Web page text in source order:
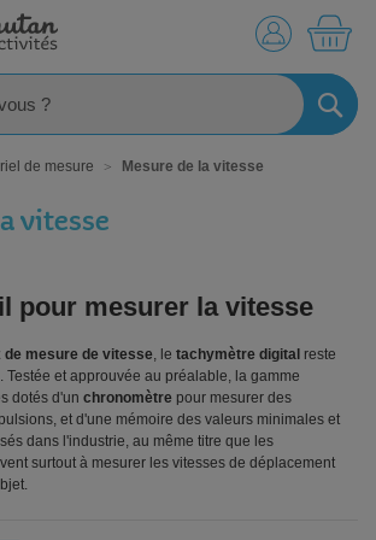
de mesure Mesure de la vitesse
vitesse
pour mesurer la vitesse
de mesure de vitesse, le tachymètre digital reste
Testée et approuvée au préalable, la gamme
dotés d'un chronomètre pour mesurer des
et d'une mémoire des valeurs minimales et
dans l'industrie, au même titre que les
surtout à mesurer les vitesses de déplacement